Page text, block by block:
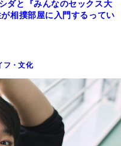
ダと『みんなのセックス大
相撲部屋に入門するってい
フ・文化